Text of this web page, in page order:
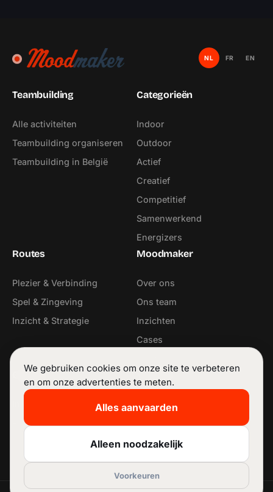
NL FR EN
Teambuilding
Alle activiteiten
Teambuilding organiseren
Teambuilding in België
Categorieën
Indoor
Outdoor
Actief
Creatief
Competitief
Samenwerkend
Energizers
Routes
Plezier & Verbinding
Spel & Zingeving
Inzicht & Strategie
Moodmaker
Over ons
Ons team
Inzichten
Cases
Contact
info@moodmaker.be
+32 53 42 68 11
Volg ons
LinkedIn
Facebook
We gebruiken cookies om onze site te verbeteren
en om onze advertenties te meten.
Alles aanvaarden
Alleen noodzakelijk
Voorkeuren